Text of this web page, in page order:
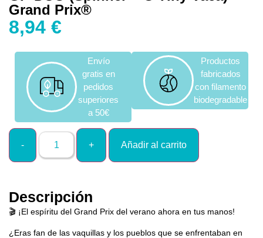
Grand Prix®
8,94 €
Envío
gratis en
pedidos
superiores
a 50€
Productos
fabricados
con filamento
biodegradable
Añadir al carrito
Descripción
🎬 ¡El espíritu del Grand Prix del verano ahora en tus manos!
¿Eras fan de las vaquillas y los pueblos que se enfrentaban en